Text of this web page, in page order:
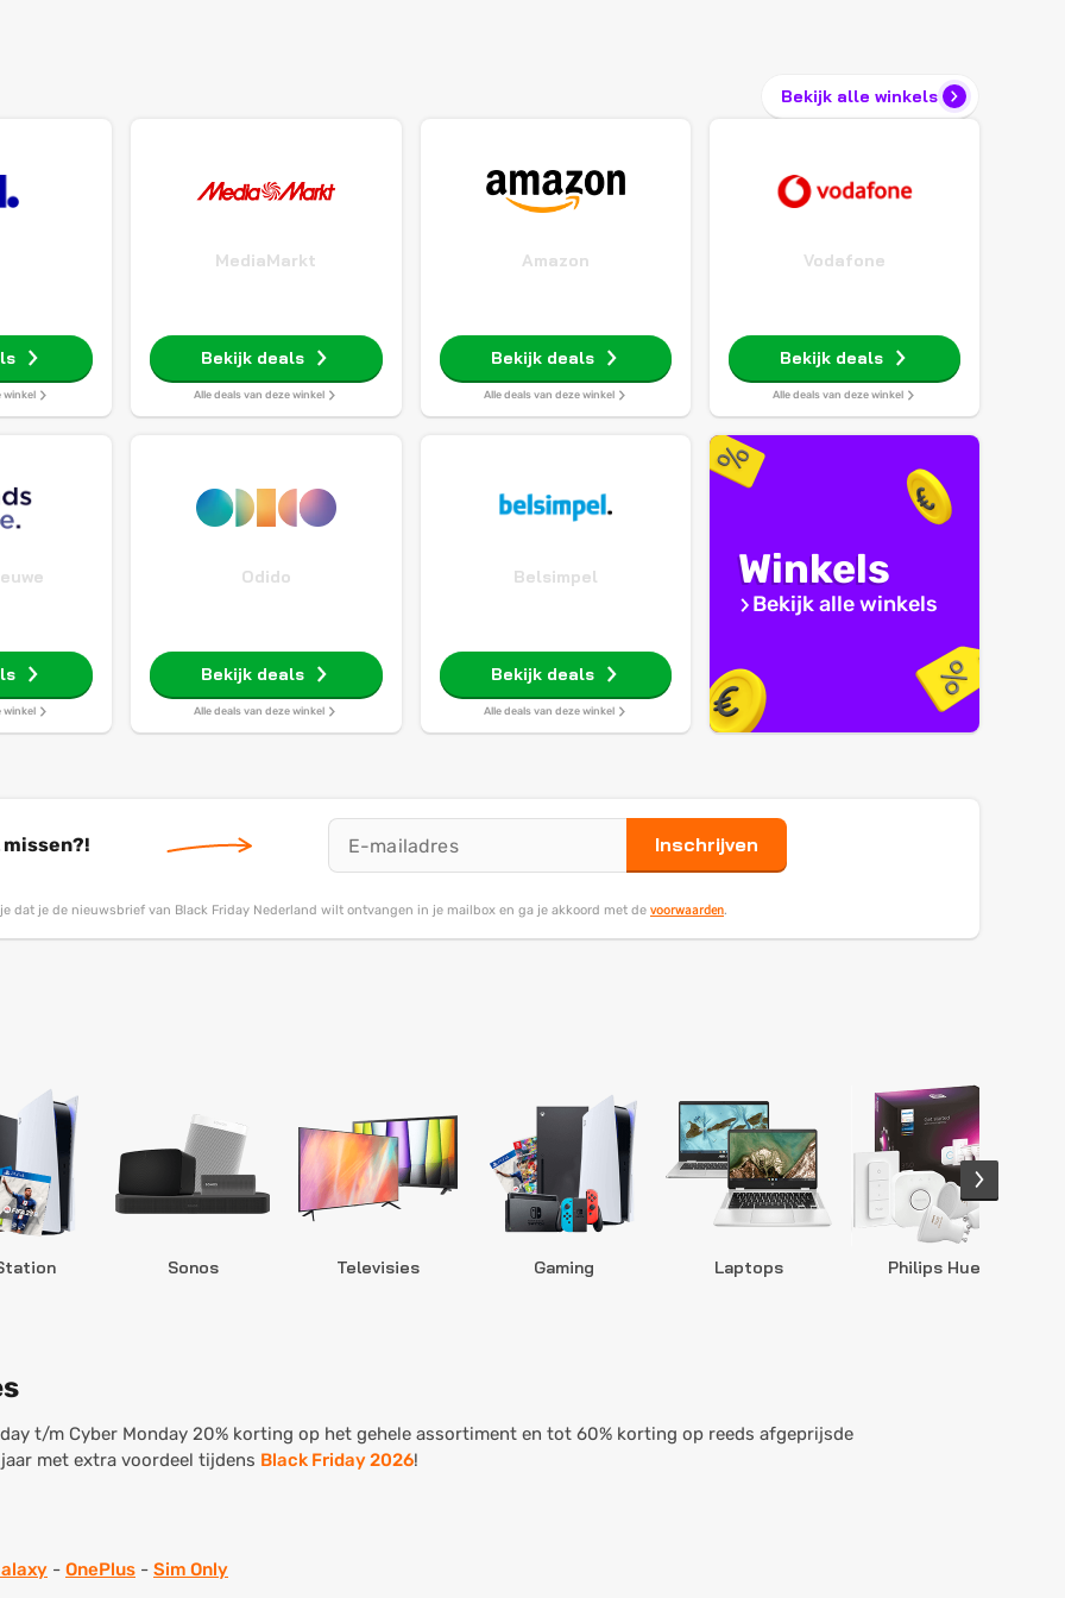
Bekijk alle winkels
winkel
MediaMarkt
Bekijk deals
Alle deals van deze winkel
Amazon
Bekijk deals
Alle deals van deze winkel
Vodafone
Bekijk deals
Alle deals van deze winkel
winkel
Odido
Bekijk deals
Alle deals van deze winkel
Belsimpel
Bekijk deals
Alle deals van deze winkel
Winkels
Bekijk alle winkels
Inschrijven
dat je de nieuwsbrief van Black Friday Nederland wilt ontvangen in je mailbox en ga je akkoord met de voorwaarden.
Sonos Televisies Gaming Laptops Philips Hue
t/m Cyber Monday 20% korting op het gehele assortiment en tot 60% korting op reeds afgeprijsde
met extra voordeel tijdens Black Friday 2026!
- OnePlus - Sim Only